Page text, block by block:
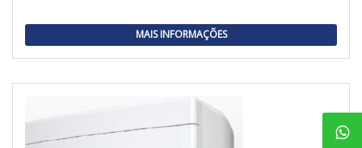
MAIS INFORMAÇÕES